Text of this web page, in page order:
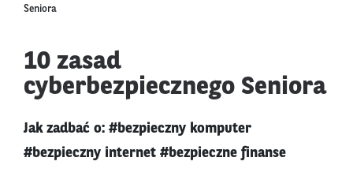
Seniora
10 zasad
cyberbezpiecznego Seniora
Jak zadbać o: #bezpieczny komputer
#bezpieczny internet #bezpieczne finanse